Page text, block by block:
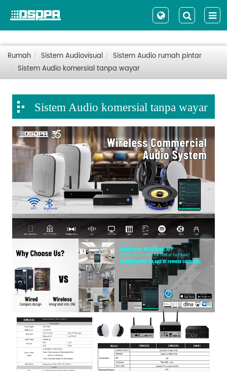
Rumah Sistem Audiovisual
Sistem Audio rumah pintar
Sistem Audio komersial tanpa wayar
Sistem Audio komersial tanpa wayar